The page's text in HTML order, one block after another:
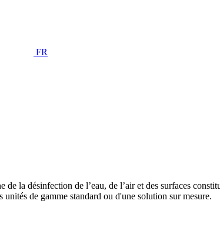
FR
de la désinfection de l’eau, de l’air et des surfaces
de gamme standard ou d'une solution sur mesure.